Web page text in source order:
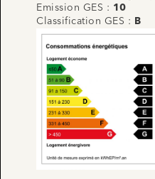
Emission GES : 10
Classification GES :
B